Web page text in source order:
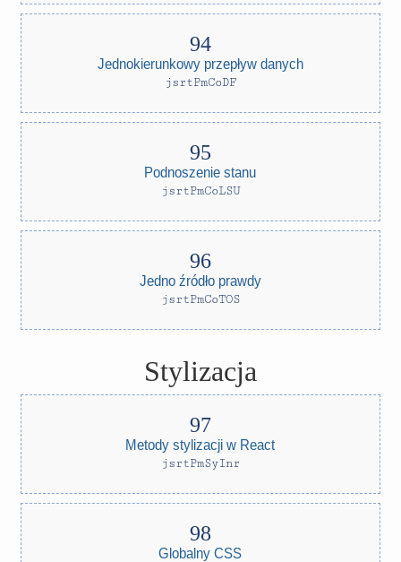
Jednokierunkowy przepływ danych
jsrtPmCoDF
Podnoszenie stanu
jsrtPmCoLSU
Jedno źródło prawdy
jsrtPmCoTOS
Stylizacja
Metody stylizacji w React
jsrtPmSyInr
Globalny CSS